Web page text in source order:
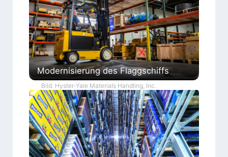
Modernisierung des Flaggschiffs
Bild: Hyster-Yale Materials Handling, Inc.